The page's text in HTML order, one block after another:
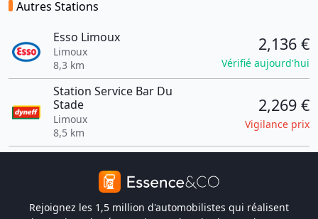
Autres Stations
Esso Limoux
Limoux
8,3 km
2,136 €
Vérifié aujourd'hui
Station Service Bar Du
Stade
Limoux
8,5 km
2,269 €
Vigilance prix
Rejoignez les 1,5 million d'automobilistes qui réalisent